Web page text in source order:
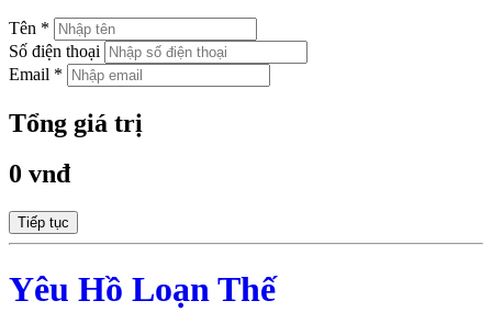
Tên *
Số điện thoại
Email *
Tổng giá trị
0 vnđ
Tiếp tục
Yêu Hồ Loạn Thế